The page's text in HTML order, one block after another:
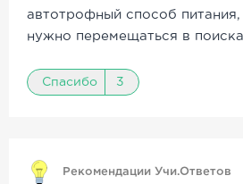
автотрофный способ питания,
нужно перемещаться в
Спасибо 3
Рекомендации Учи.Ответов